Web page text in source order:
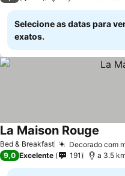
Selecione as datas para
exatos.
Bed & Breakfast Decorado com
La Maison Rouge
9,0 Excelente 191 a 3.5